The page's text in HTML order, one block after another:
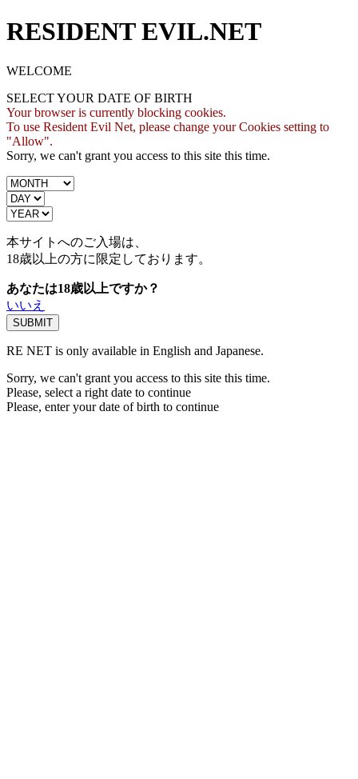
RESIDENT EVIL.NET
WELCOME
SELECT YOUR DATE OF BIRTH
Your browser is currently blocking cookies.
To use Resident Evil Net, please change your Cookies setting to
"Allow".
Sorry, we can't grant you access to this site this time.
本サイトへのご入場は、
18歳以上の方に限定しております。
あなたは18歳以上ですか？
いいえ
RE NET is only available in English and Japanese.
Sorry, we can't grant you access to this site this time.
Please, select a right date to continue
Please, enter your date of birth to continue